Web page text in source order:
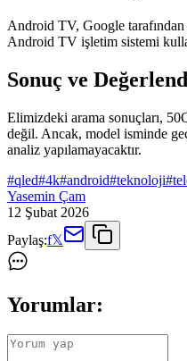
Android TV, Google
Android TV işletim sistemi
Sonuç ve
Elimizdeki arama sonuçları,
değil. Ancak, model isminde
analiz yapılamayacaktır.
#qled#4k#android#teknoloji#
Yasemin Çam
12 Şubat 2026
Paylaş:f𝕏
Yorumlar: